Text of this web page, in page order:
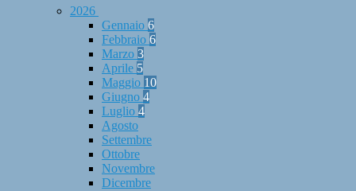
2026
Gennaio 6
Febbraio 6
Marzo 3
Aprile 5
Maggio 10
Giugno 4
Luglio 4
Agosto
Settembre
Ottobre
Novembre
Dicembre